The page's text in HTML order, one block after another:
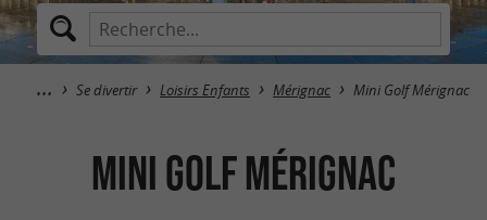
Se divertir Loisirs Enfants Mérignac Mini Golf Mérignac
Mini Golf Mérignac